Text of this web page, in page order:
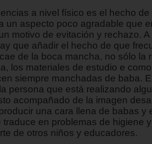
a nivel físico es el hecho de
un aspecto poco agradable que
motivo de evitación y rechazo. A
que añadir el hecho de que
de la boca mancha, no sólo la
los materiales de estudio e
siempre manchadas de baba.
persona que está realizando
acompañado de la imagen
una cara llena de babas y
traduce en problemas de higiene
de otros niños y educadores.